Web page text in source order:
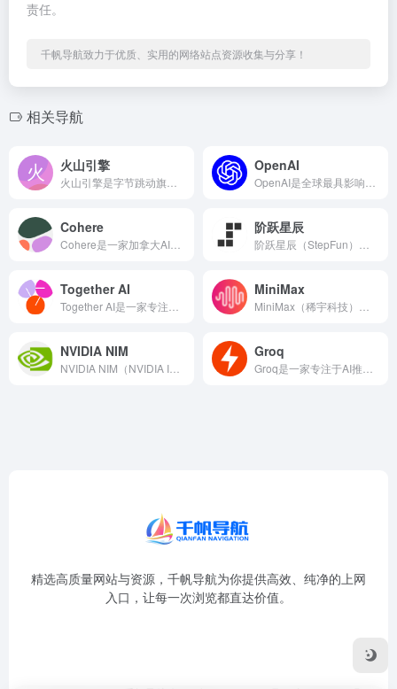
责任。
千帆导航致力于优质、实用的网络站点资源收集与分享！
相关导航
火山引擎 OpenAI
Cohere 阶跃星辰
Together AI MiniMax
NVIDIA NIM Groq
精选高质量网站与资源，千帆导航为你提供高效、纯净的上网
入口，让每一次浏览都直达价值。